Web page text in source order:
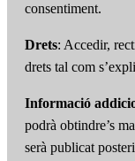
consentiment.
Drets: Accedir,
drets tal com
Informació
podrà obtindre’s
serà publicat